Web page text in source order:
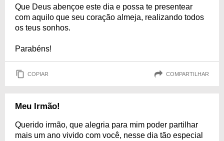
Que Deus abençoe este dia e possa te presentear
com aquilo que seu coração almeja, realizando todos
os teus sonhos.
Parabéns!
COPIAR COMPARTILHAR
Meu Irmão!
Querido irmão, que alegria para mim poder partilhar
mais um ano vivido com você, nesse dia tão especial